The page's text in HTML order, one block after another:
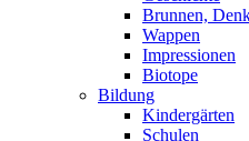
Brunnen,
Wappen
Impressionen
Biotope
Bildung
Kindergärten
Schulen